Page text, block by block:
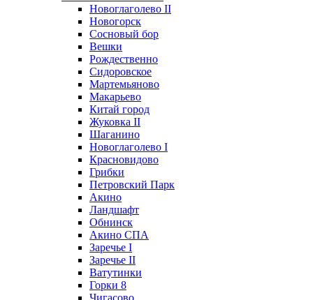
Новоглаголево II
Новогорск
Сосновый бор
Вешки
Рождественно
Сидоровское
Мартемьяново
Макарьево
Китай город
Жуковка II
Шаганино
Новоглаголево I
Красновидово
Грибки
Петровский Парк
Акино
Ландшафт
Обнинск
Акино СПА
Заречье I
Заречье II
Ватутинки
Горки 8
Чигасово